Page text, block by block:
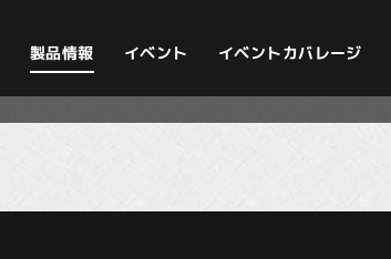
製品情報 イベント イベントカバレージ